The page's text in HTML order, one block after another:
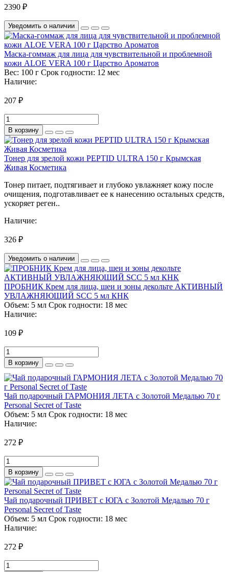
2390 ₽
Уведомить о наличии
Маска-гоммаж для лица для чувствительной и проблемной
кожи ALOE VERA 100 г Царство Ароматов
Вес: 100 г Срок годности: 12 мес
Наличие:
207 ₽
В корзину
Тонер для зрелой кожи PEPTID ULTRA 150 г Крымская
Живая Косметика
Тонер питает, подтягивает и глубоко увлажняет кожу после
очищения, подготавливает ее к нанесению остальных средств,
ускоряет реген..
Наличие:
326 ₽
Уведомить о наличии
ПРОБНИК Крем для лица, шеи и зоны декольте АКТИВНЫЙ
УВЛАЖНЯЮЩИЙ SCC 5 мл КНК
Объем: 5 мл Срок годности: 18 мес
Наличие:
109 ₽
В корзину
Чай подарочный ГАРМОНИЯ ЛЕТА с Золотой Медалью 70 г
Personal Secret of Taste
Объем: 5 мл Срок годности: 18 мес
Наличие:
272 ₽
В корзину
Чай подарочный ПРИВЕТ с ЮГА с Золотой Медалью 70 г
Personal Secret of Taste
Объем: 5 мл Срок годности: 18 мес
Наличие:
272 ₽